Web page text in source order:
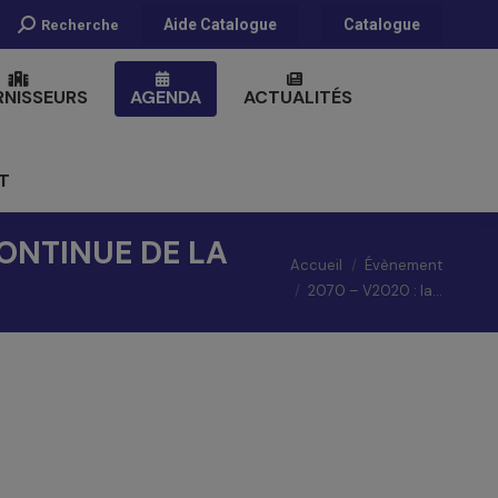
Recherche
Recherche Aide Catalogue Catalogue
AGENDA ACTUALITÉS
DE LA Vous êtes ici :
Accueil
Évènement
2070 – V2020 : la…